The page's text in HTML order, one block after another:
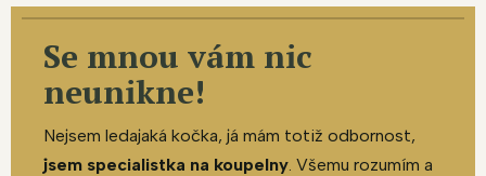
Se mnou vám nic
neunikne!
Nejsem ledajaká kočka, já mám totiž odbornost,
jsem specialistka na koupelny. Všemu rozumím a